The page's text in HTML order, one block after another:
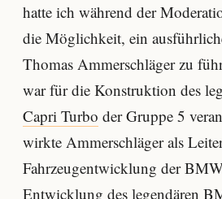
hatte ich während der
die Möglichkeit, ein
Thomas Ammerschläger zu
war für die Konstruktion des
Capri Turbo der Gruppe 5
wirkte Ammerschläger als
Fahrzeugentwicklung der
Entwicklung des legendären